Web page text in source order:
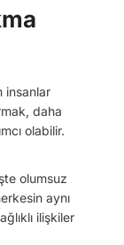
insanlar
daha
olabilir.
olumsuz
aynı
ilişkiler